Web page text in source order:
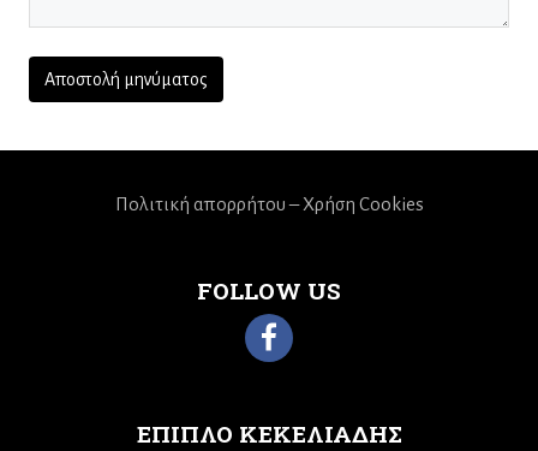
ΕΠΙΠΛΟ ΚΕΚΕΛΙΑΔΗΣ
FOLLOW US
Πολιτική απορρήτου – Χρήση Cookies